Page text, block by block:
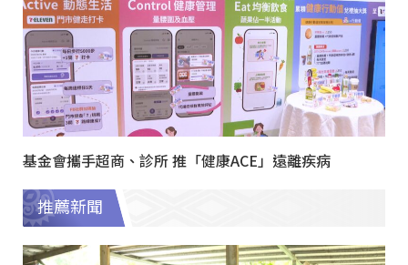
基金會攜手超商、診所 推「健康ACE」遠離疾病
推薦新聞